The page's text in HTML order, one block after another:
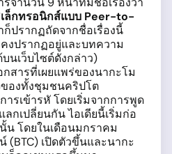
ล็กทรอนิกส์แบบ Peer-to-
ก็ปรากฏถัดจากชื่อเรื่องนี้
งปรากฏอยู่และบทความ
นเว็บไซต์ดังกล่าว)
กสารที่เผยแพร่ของนากะโม
องทั้งชุมชนคริปโต
รเข้ารหั โดยเริ่มจากการพูด
กเปลี่ยนกัน ไอเดียนี้เริ่มก่อ
น โดยในเดือนมกราคม
(BTC) เปิดตัวขึ้นและนากะ